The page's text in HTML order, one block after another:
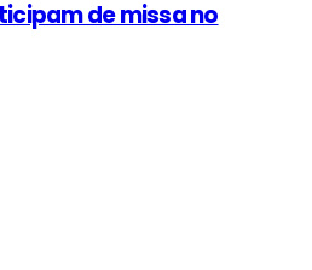
de missa no